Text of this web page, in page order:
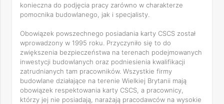
konieczna do podjęcia pracy zarówno w charakterze
pomocnika budowlanego, jak i specjalisty.
Obowiązek powszechnego posiadania karty CSCS został
wprowadzony w 1995 roku. Przyczyniło się to do
zwiększenia bezpieczeństwa na terenach podejmowanych
inwestycji budowlanych oraz podniesienia kwalifikacji
zatrudnianych tam pracowników. Wszystkie firmy
budowlane działające na terenie Wielkiej Brytanii mają
obowiązek respektowania karty CSCS, a pracownicy,
którzy jej nie posiadają, narażają pracodawców na wysokie